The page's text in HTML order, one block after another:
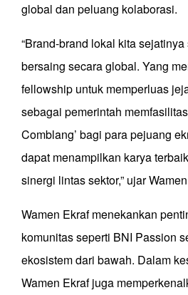
global dan peluang kolaborasi.
“Brand-brand lokal kita
bersaing secara global. Yang
fellowship untuk memperluas
sebagai pemerintah
Comblang’ bagi para pejuang
dapat menampilkan karya
sinergi lintas sektor,” ujar
Wamen Ekraf menekankan
komunitas seperti BNI Passion
ekosistem dari bawah. Dalam
Wamen Ekraf juga